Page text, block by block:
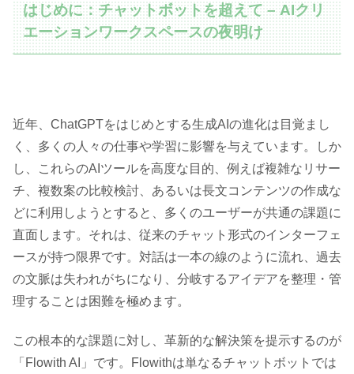
はじめに：チャットボットを超えて – AIクリ
エーションワークスペースの夜明け
近年、ChatGPTをはじめとする生成AIの進化は目覚まし
く、多くの人々の仕事や学習に影響を与えています。しか
し、これらのAIツールを高度な目的、例えば複雑なリサー
チ、複数案の比較検討、あるいは長文コンテンツの作成な
どに利用しようとすると、多くのユーザーが共通の課題に
直面します。それは、従来のチャット形式のインターフェ
ースが持つ限界です。対話は一本の線のように流れ、過去
の文脈は失われがちになり、分岐するアイデアを整理・管
理することは困難を極めます。
この根本的な課題に対し、革新的な解決策を提示するのが
「Flowith AI」です。Flowithは単なるチャットボットでは